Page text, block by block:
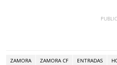
ZAMORA ZAMORA CF ENTRADAS